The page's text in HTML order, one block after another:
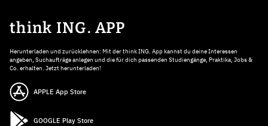
think ING. APP
Herunterladen und zurücklehnen: Mit der think ING. App kannst du deine Interessen
angeben, Suchaufträge anlegen und die für dich passenden Studiengänge, Praktika, Jobs &
Co. erhalten. Jetzt herunterladen!
APPLE App Store
GOOGLE Play Store